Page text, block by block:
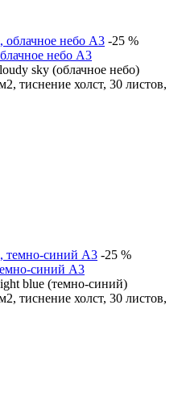
-25 %
небо А3
sky (облачное небо)
тиснение холст, 30 листов,
-25 %
синий А3
blue (темно-синий)
тиснение холст, 30 листов,